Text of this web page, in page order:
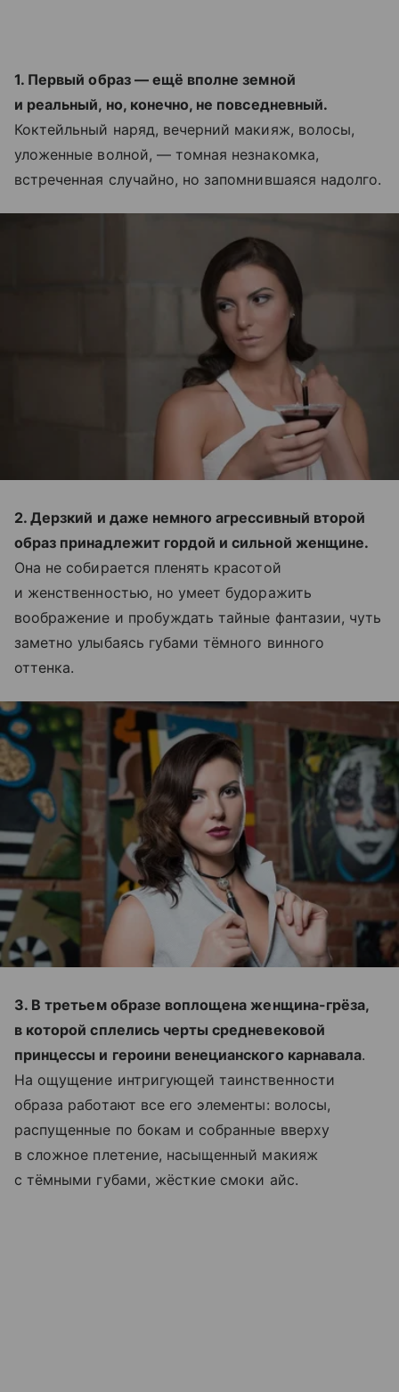
1. Первый образ — ещё вполне земной
и реальный, но, конечно, не повседневный.
Коктейльный наряд, вечерний макияж, волосы,
уложенные волной, — томная незнакомка,
встреченная случайно, но запомнившаяся надолго.
2. Дерзкий и даже немного агрессивный второй
образ принадлежит гордой и сильной женщине.
Она не собирается пленять красотой
и женственностью, но умеет будоражить
воображение и пробуждать тайные фантазии, чуть
заметно улыбаясь губами тёмного винного
оттенка.
3. В третьем образе воплощена женщина-грёза,
в которой сплелись черты средневековой
принцессы и героини венецианского карнавала.
На ощущение интригующей таинственности
образа работают все его элементы: волосы,
распущенные по бокам и собранные вверху
в сложное плетение, насыщенный макияж
с тёмными губами, жёсткие смоки айс.